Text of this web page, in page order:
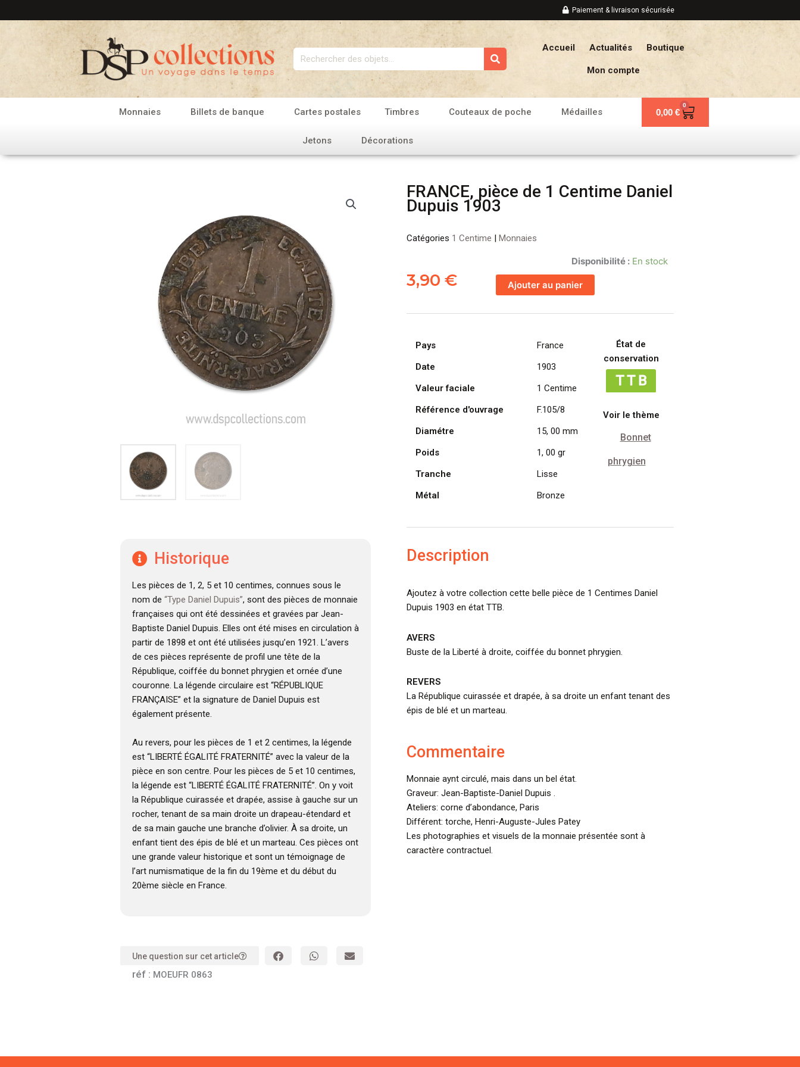
au
contenu
Paiement & livraison sécurisée
Rechercher
Accueil Actualités Boutique
Mon compte
Monnaies Billets de banque Cartes postales Timbres Couteaux de poche Médailles
Jetons Décorations
0,00 €
0
Panier
Historique
Les pièces de 1, 2, 5 et 10 centimes, connues sous le
nom de “Type Daniel Dupuis”, sont des pièces de monnaie
françaises qui ont été dessinées et gravées par Jean-
Baptiste Daniel Dupuis. Elles ont été mises en circulation à
partir de 1898 et ont été utilisées jusqu’en 1921. L’avers
de ces pièces représente de profil une tête de la
République, coiffée du bonnet phrygien et ornée d’une
couronne. La légende circulaire est “RÉPUBLIQUE
FRANÇAISE” et la signature de Daniel Dupuis est
également présente.
Au revers, pour les pièces de 1 et 2 centimes, la légende
est “LIBERTÉ ÉGALITÉ FRATERNITÉ” avec la valeur de la
pièce en son centre. Pour les pièces de 5 et 10 centimes,
la légende est “LIBERTÉ ÉGALITÉ FRATERNITÉ”. On y voit
la République cuirassée et drapée, assise à gauche sur un
rocher, tenant de sa main droite un drapeau-étendard et
de sa main gauche une branche d’olivier. À sa droite, un
enfant tient des épis de blé et un marteau. Ces pièces ont
une grande valeur historique et sont un témoignage de
l’art numismatique de la fin du 19ème et du début du
20ème siècle en France.
Une question sur cet article
réf : MOEUFR 0863
FRANCE, pièce de 1 Centime Daniel
Dupuis 1903
Catégories 1 Centime | Monnaies
3,90 €
Disponibilité : En stock
de
FRANCE,
de
Ajouter au panier
Pays
France
Date
1903
Valeur faciale
1 Centime
Référence d'ouvrage
F.105/8
Diamétre
15, 00 mm
Poids
1, 00 gr
Tranche
Lisse
Métal
Bronze
État de
conservation
Voir le thème
Bonnet
phrygien
Description
Ajoutez à votre collection cette belle pièce de 1 Centimes Daniel
Dupuis 1903 en état TTB.
AVERS
Buste de la Liberté à droite, coiffée du bonnet phrygien.
REVERS
La République cuirassée et drapée, à sa droite un enfant tenant des
épis de blé et un marteau.
Commentaire
Monnaie aynt circulé, mais dans un bel état.
Graveur: Jean-Baptiste-Daniel Dupuis .
Ateliers: corne d’abondance, Paris
Différent: torche, Henri-Auguste-Jules Patey
Les photographies et visuels de la monnaie présentée sont à
caractère contractuel.